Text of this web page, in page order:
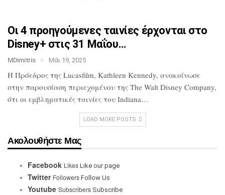
Οι 4 προηγούμενες ταινίες έρχονται στο
Disney+ στις 31 Μαΐου…
MDimitris Μάι 19, 2025
Η Πρόεδρος της Lucasfilm, Kathleen Kennedy, ανακοίνωσε
στην παρουσίαση περιεχομένου της The Walt Disney Company,
ότι οι εμβληματικές ταινίες του Indiana…
LOAD MORE POSTS
Ακολουθήστε Μας
Facebook Likes Like our page
Twitter Followers Follow Us
Youtube Subscribers Subscribe